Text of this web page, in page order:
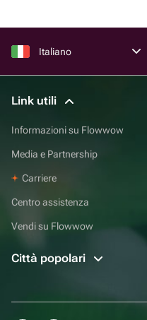
Italiano
Link utili
Informazioni su Flowwow
Media e Partnership
Carriere
Centro assistenza
Vendi su Flowwow
Città popolari